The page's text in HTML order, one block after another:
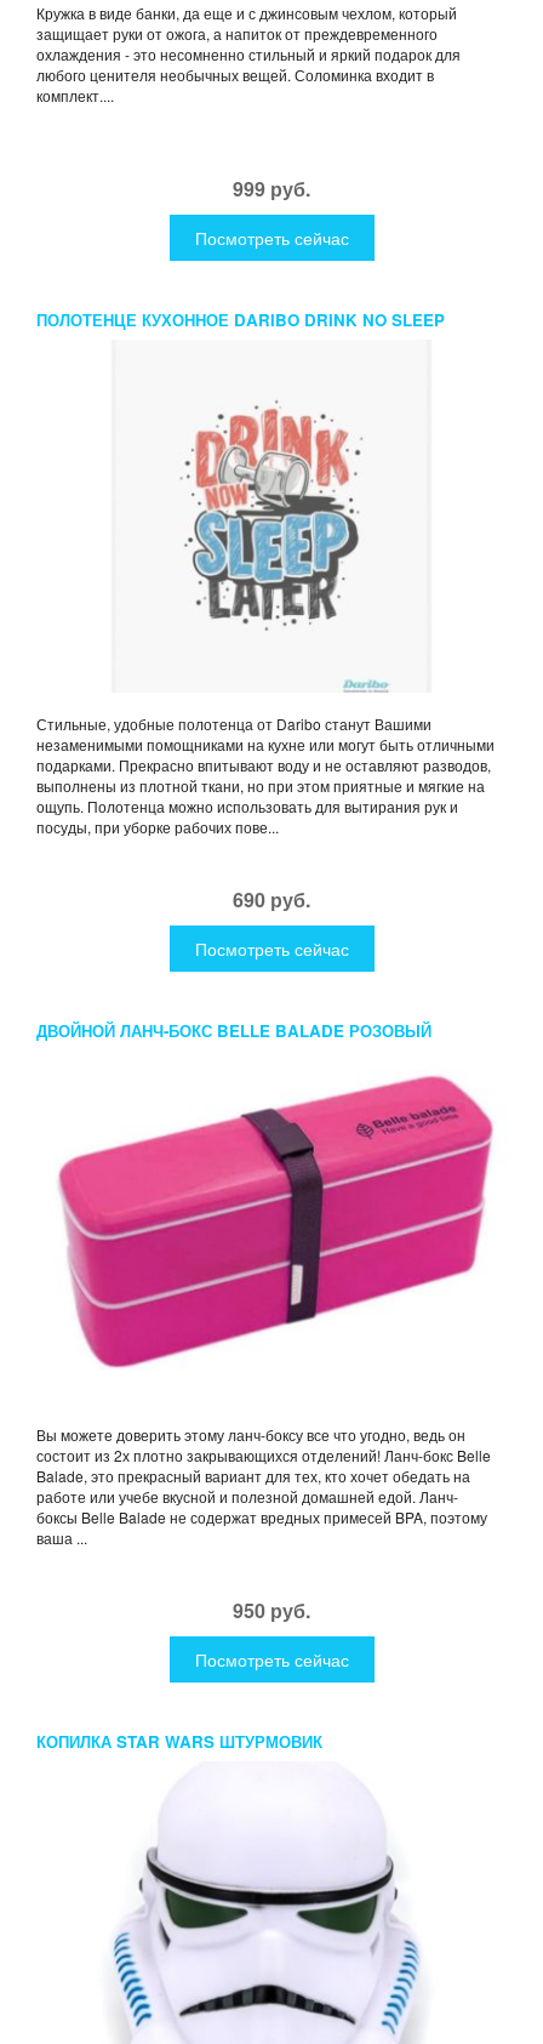
Кружка в виде банки, да еще и с джинсовым чехлом, который
защищает руки от ожога, а напиток от преждевременного
охлаждения - это несомненно стильный и яркий подарок для
любого ценителя необычных вещей. Соломинка входит в
комплект....
999 руб.
Посмотреть сейчас
ПОЛОТЕНЦЕ КУХОННОЕ DARIBO DRINK NO SLEEP
Стильные, удобные полотенца от Daribo станут Вашими
незаменимыми помощниками на кухне или могут быть отличными
подарками. Прекрасно впитывают воду и не оставляют разводов,
выполнены из плотной ткани, но при этом приятные и мягкие на
ощупь. Полотенца можно использовать для вытирания рук и
посуды, при уборке рабочих пове...
690 руб.
Посмотреть сейчас
ДВОЙНОЙ ЛАНЧ-БОКС BELLE BALADE РОЗОВЫЙ
Вы можете доверить этому ланч-боксу все что угодно, ведь он
состоит из 2х плотно закрывающихся отделений! Ланч-бокс Belle
Balade, это прекрасный вариант для тех, кто хочет обедать на
работе или учебе вкусной и полезной домашней едой. Ланч-
боксы Belle Balade не содержат вредных примесей BPA, поэтому
ваша ...
950 руб.
Посмотреть сейчас
КОПИЛКА STAR WARS ШТУРМОВИК